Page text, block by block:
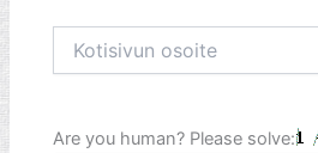
osoite
Are you human? Please solve: